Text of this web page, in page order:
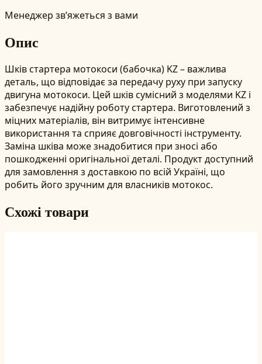
Менеджер зв’яжеться з вами
Опис
Шків стартера мотокоси (бабочка) KZ – важлива
деталь, що відповідає за передачу руху при запуску
двигуна мотокоси. Цей шків сумісний з моделями KZ і
забезпечує надійну роботу стартера. Виготовлений з
міцних матеріалів, він витримує інтенсивне
використання та сприяє довговічності інструменту.
Заміна шківа може знадобитися при зносі або
пошкодженні оригінальної деталі. Продукт доступний
для замовлення з доставкою по всій Україні, що
робить його зручним для власників мотокос.
Схожі товари